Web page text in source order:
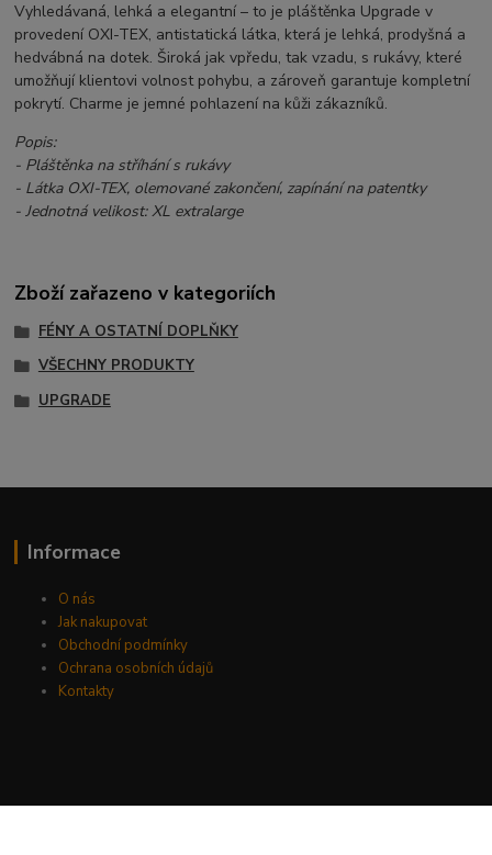
Vyhledávaná, lehká a elegantní – to je pláštěnka Upgrade v
provedení OXI-TEX, antistatická látka, která je lehká, prodyšná a
hedvábná na dotek. Široká jak vpředu, tak vzadu, s rukávy, které
umožňují klientovi volnost pohybu, a zároveň garantuje kompletní
pokrytí. Charme je jemné pohlazení na kůži zákazníků.
Popis:
- Pláštěnka na stříhání s rukávy
- Látka OXI-TEX, olemované zakončení, zapínání na patentky
- Jednotná velikost: XL extralarge
Zboží zařazeno v kategoriích
FÉNY A OSTATNÍ DOPLŇKY
VŠECHNY PRODUKTY
UPGRADE
Informace
O nás
Jak nakupovat
Obchodní podmínky
Ochrana osobních údajů
Kontakty